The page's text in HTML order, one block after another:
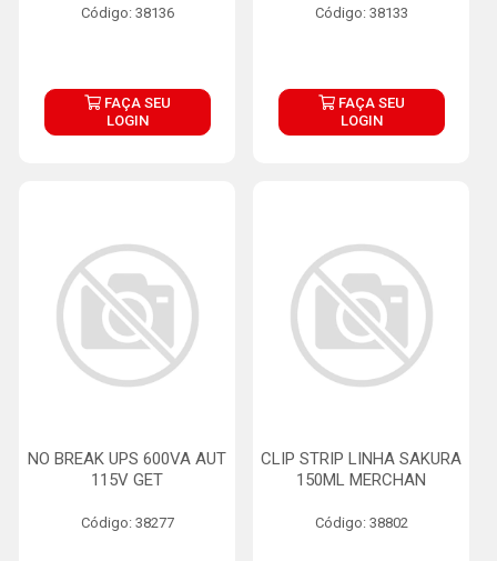
Código: 38136
FAÇA SEU
LOGIN
Código: 38133
FAÇA SEU
LOGIN
NO BREAK UPS 600VA AUT
115V GET
Código: 38277
CLIP STRIP LINHA SAKURA
150ML MERCHAN
Código: 38802